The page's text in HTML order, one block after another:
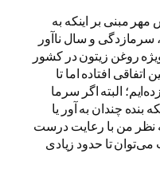
مبنی بر اینکه به
سرمازدگی و سال ناآور
روغن زیتون در کشور
افتاده اما تا
البته اگر سرما
چندان به آور یا
نظر من با رعایت درست
تا حدود زیادی